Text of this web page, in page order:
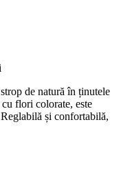
de natură în ținutele
flori colorate, este
și confortabilă,